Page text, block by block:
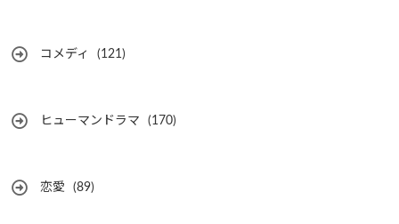
コメディ (121)
ヒューマンドラマ (170)
恋愛 (89)